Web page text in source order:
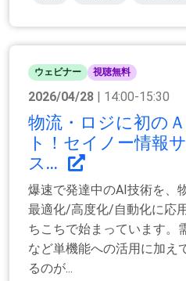
ウェビナー 視聴無料
2026/04/28 | 14:00-15:30
物流・ロジに初の
ト！セイノー情報
ス...
爆速で発達中のAI技術を、
最適化/高度化/自動化に応
ちこちで始まっています。
など単機能への活用に加え
るのが...